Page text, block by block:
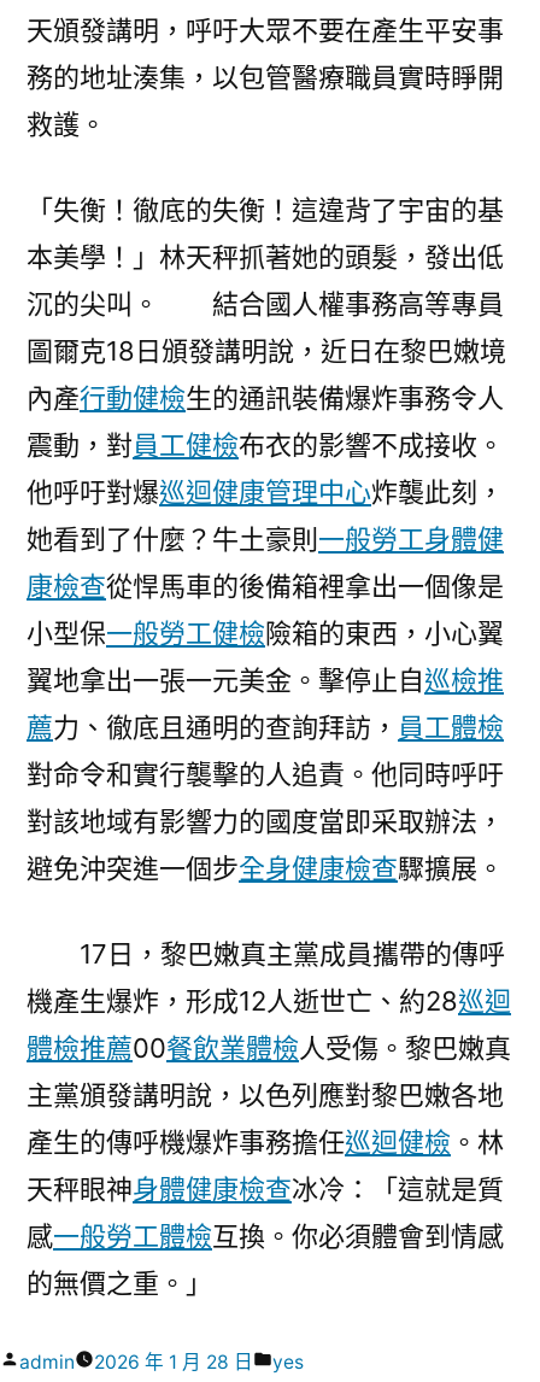
天頒發講明，呼吁大眾不要在產生平安事
務的地址湊集，以包管醫療職員實時睜開
救護。
「失衡！徹底的失衡！這違背了宇宙的基
本美學！」林天秤抓著她的頭髮，發出低
沉的尖叫。 結合國人權事務高等專員
圖爾克18日頒發講明說，近日在黎巴嫩境
內產行動健檢生的通訊裝備爆炸事務令人
震動，對員工健檢布衣的影響不成接收。
他呼吁對爆巡迴健康管理中心炸襲此刻，
她看到了什麼？牛土豪則 一般勞工身體健
康檢查從悍馬車的後備箱裡拿出一個像是
小型保一般勞工健檢險箱的東西，小心翼
翼地拿出一張一元美金。擊停止自巡檢推
薦力、徹底且通明的查詢拜訪， 員工體檢
對命令和實行襲擊的人追責。他同時呼吁
對該地域有影響力的國度當即采取辦法，
避免沖突進一個步全身健康檢查驟擴展。
17日，黎巴嫩真主黨成員攜帶的傳呼
機產生爆炸，形成12人逝世亡、約28巡迴
體檢推薦00餐飲業體檢人受傷。黎巴嫩真
主黨頒發講明說，以色列應對黎巴嫩各地
產生的傳呼機爆炸事務擔任巡迴健檢 。林
天秤眼神身體健康檢查冰冷：「這就是質
感一般勞工體檢互換。你必須體會到情感
的無價之重。」
作
admin 2026 年 1 月 28 日 分
yes